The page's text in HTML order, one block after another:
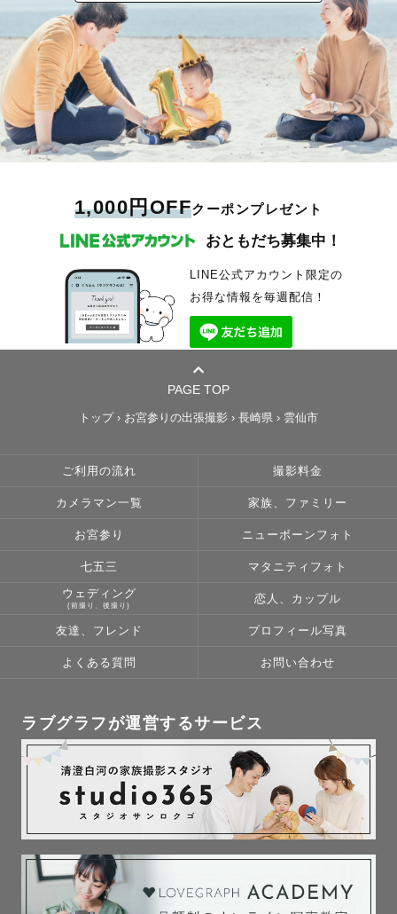
1,000円OFFクーポンプレゼント
おともだち募集中！
LINE公式アカウント限定の
お得な情報を毎週配信！
PAGE TOP
トップ › お宮参りの出張撮影 › 長崎県 › 雲仙市
ご利用の流れ 撮影料金
カメラマン一覧 家族、ファミリー
お宮参り ニューボーンフォト
七五三 マタニティフォト
ウェディング
(前撮り、後撮り)
恋人、カップル
友達、フレンド プロフィール写真
よくある質問 お問い合わせ
ラブグラフが運営するサービス